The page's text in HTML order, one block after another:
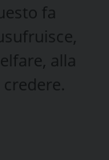
fa
alla